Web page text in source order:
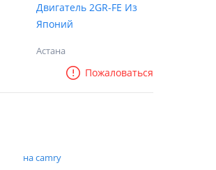
Двигатель 2GR-FE Из
Японий
Астана
Пожаловаться
на camry